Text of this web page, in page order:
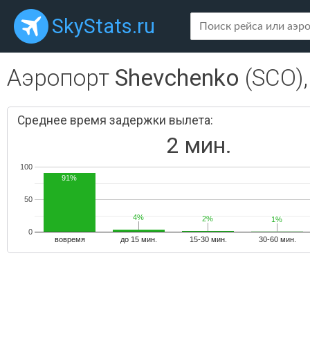
SkyStats.ru
Аэропорт Shevchenko
Среднее время задержки вылета:
2 мин.
вовремя до 15 мин. 15-30 мин. 30-60 мин.
0
50
100
91%
4%
4% 2%
2% 1%
1%